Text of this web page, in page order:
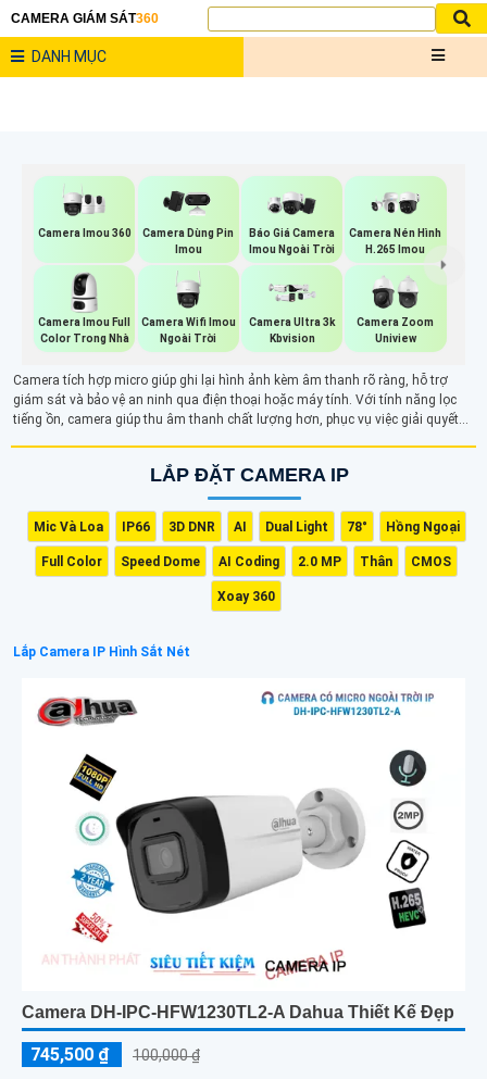
CAMERA GIÁM SÁT360
DANH MỤC
Camera Imou 360
Camera Dùng Pin
Imou
Báo Giá Camera
Imou Ngoài Trời
Camera Nén Hình
H.265 Imou
Camera Imou Full
Color Trong Nhà
Camera Wifi Imou
Ngoài Trời
Camera Ultra 3k
Kbvision
Camera Zoom
Uniview
Camera tích hợp micro giúp ghi lại hình ảnh kèm âm thanh rõ ràng, hỗ trợ
giám sát và bảo vệ an ninh qua điện thoại hoặc máy tính. Với tính năng lọc
tiếng ồn, camera giúp thu âm thanh chất lượng hơn, phục vụ việc giải quyết
phòng, cửa hàng hay nhà ở.LẮP ĐẶT CAMERA IP
Mic Và Loa IP66 3D DNR AI Dual Light 78° Hồng Ngoại
Full Color Speed Dome AI Coding 2.0 MP Thân CMOS
Xoay 360
Lắp Camera IP Hình Sắt Nét
Camera DH-IPC-HFW1230TL2-A Dahua Thiết Kế Đẹp
745,500 ₫ 100,000 ₫